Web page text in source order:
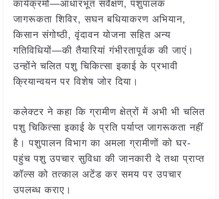
कार्यक्रमों—आधारभूत सर्वेक्षण, पशुपालक
जागरूकता शिविर, सघन बधियाकरण अभियान,
किसान संगोष्ठी, वृंदावन योजना सहित अन्य
गतिविधियों—की तैयारियां गंभीरतापूर्वक की जाएं।
उन्होंने चलित पशु चिकित्सा इकाई के प्रभावी
क्रियान्वयन पर विशेष जोर दिया।
कलेक्टर ने कहा कि ग्रामीण क्षेत्रों में अभी भी चलित
पशु चिकित्सा इकाई के प्रति पर्याप्त जागरूकता नहीं
है। पशुपालन विभाग का अमला ग्रामीणों को घर-
पहुंच पशु उपचार सुविधा की जानकारी दे तथा प्राप्त
कॉल्स को तत्काल अटेंड कर समय पर उपचार
उपलब्ध कराए।